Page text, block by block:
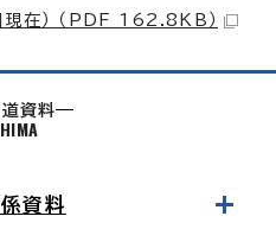
在） （PDF 162.8KB）
資料
資料